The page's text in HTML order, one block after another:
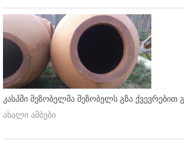
კასპში მეზობელმა მეზობელს გზა ქვევრებით
ახალი ამბები